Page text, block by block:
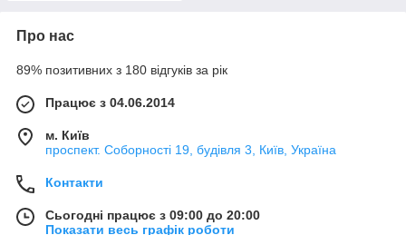
Про нас
89% позитивних з 180 відгуків за рік
Працює з 04.06.2014
м. Київ
проспект. Соборності 19, будівля 3, Київ, Україна
Контакти
Сьогодні працює з 09:00 до 20:00
Показати весь графік роботи